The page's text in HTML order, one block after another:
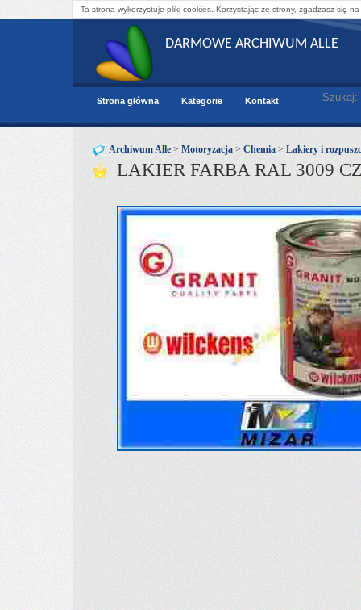
Ta strona wykorzystuje pliki cookies. Korzystając ze strony, zgadzasz się
DARMOWE ARCHIWUM ALLE
Strona główna Kategorie Kontakt Szukaj:
Archiwum Alle > Motoryzacja > Chemia > Lakiery i
LAKIER FARBA RAL 3009